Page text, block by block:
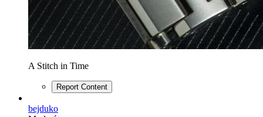
A Stitch in Time
Report Content
bejduko